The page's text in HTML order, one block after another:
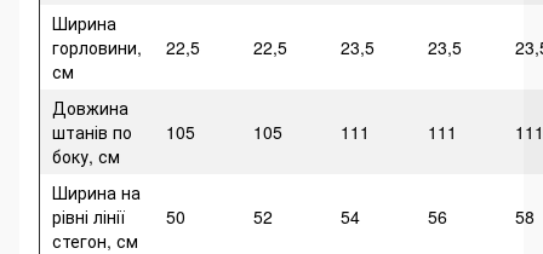
Ширина
горловини,
см
22,5 22,5 23,5 23,5
Довжина
штанів по
боку, см
105 105 111 111 111
Ширина на
рівні лінії
стегон, см
50 52 54 56 58